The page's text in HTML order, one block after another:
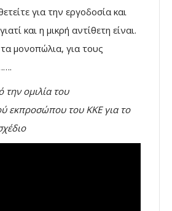
για την εργοδοσία και
και η μικρή αντίθετη είναι.
μονοπώλια, για τους
ομιλία του
εκπροσώπου του ΚΚΕ για το